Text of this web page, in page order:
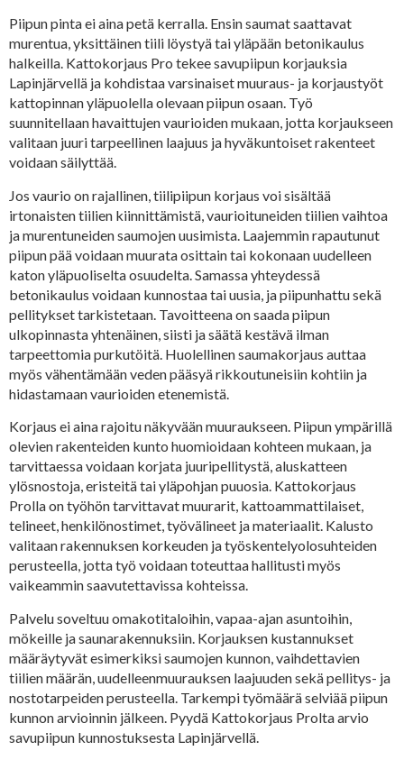
Piipun pinta ei aina petä kerralla. Ensin saumat saattavat
murentua, yksittäinen tiili löystyä tai yläpään betonikaulus
halkeilla. Kattokorjaus Pro tekee savupiipun korjauksia
Lapinjärvellä ja kohdistaa varsinaiset muuraus- ja korjaustyöt
kattopinnan yläpuolella olevaan piipun osaan. Työ
suunnitellaan havaittujen vaurioiden mukaan, jotta korjaukseen
valitaan juuri tarpeellinen laajuus ja hyväkuntoiset rakenteet
voidaan säilyttää.
Jos vaurio on rajallinen, tiilipiipun korjaus voi sisältää
irtonaisten tiilien kiinnittämistä, vaurioituneiden tiilien vaihtoa
ja murentuneiden saumojen uusimista. Laajemmin rapautunut
piipun pää voidaan muurata osittain tai kokonaan uudelleen
katon yläpuoliselta osuudelta. Samassa yhteydessä
betonikaulus voidaan kunnostaa tai uusia, ja piipunhattu sekä
pellitykset tarkistetaan. Tavoitteena on saada piipun
ulkopinnasta yhtenäinen, siisti ja säätä kestävä ilman
tarpeettomia purkutöitä. Huolellinen saumakorjaus auttaa
myös vähentämään veden pääsyä rikkoutuneisiin kohtiin ja
hidastamaan vaurioiden etenemistä.
Korjaus ei aina rajoitu näkyvään muuraukseen. Piipun ympärillä
olevien rakenteiden kunto huomioidaan kohteen mukaan, ja
tarvittaessa voidaan korjata juuripellitystä, aluskatteen
ylösnostoja, eristeitä tai yläpohjan puuosia. Kattokorjaus
Prolla on työhön tarvittavat muurarit, kattoammattilaiset,
telineet, henkilönostimet, työvälineet ja materiaalit. Kalusto
valitaan rakennuksen korkeuden ja työskentelyolosuhteiden
perusteella, jotta työ voidaan toteuttaa hallitusti myös
vaikeammin saavutettavissa kohteissa.
Palvelu soveltuu omakotitaloihin, vapaa-ajan asuntoihin,
mökeille ja saunarakennuksiin. Korjauksen kustannukset
määräytyvät esimerkiksi saumojen kunnon, vaihdettavien
tiilien määrän, uudelleenmuurauksen laajuuden sekä pellitys- ja
nostotarpeiden perusteella. Tarkempi työmäärä selviää piipun
kunnon arvioinnin jälkeen. Pyydä Kattokorjaus Prolta arvio
savupiipun kunnostuksesta Lapinjärvellä.